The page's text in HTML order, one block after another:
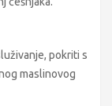
pokriti s
maslinovog